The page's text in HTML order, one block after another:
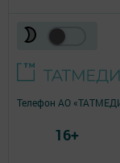
Телефон АО
16+